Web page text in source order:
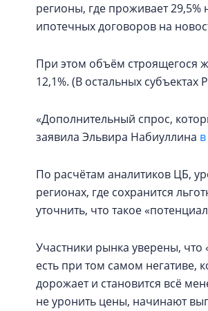
регионы, где проживает 29,5%
ипотечных договоров на
При этом объём строящегося
12,1%. (В остальных субъектах
«Дополнительный спрос,
заявила Эльвира Набиуллина
По расчётам аналитиков ЦБ,
регионах, где сохранится
уточнить, что такое
Участники рынка уверены, что
есть при том самом негативе,
дорожает и становится всё
не уронить цены, начинают